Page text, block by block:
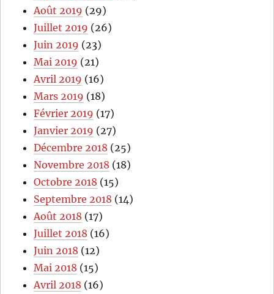
Août 2019 (29)
Juillet 2019 (26)
Juin 2019 (23)
Mai 2019 (21)
Avril 2019 (16)
Mars 2019 (18)
Février 2019 (17)
Janvier 2019 (27)
Décembre 2018 (25)
Novembre 2018 (18)
Octobre 2018 (15)
Septembre 2018 (14)
Août 2018 (17)
Juillet 2018 (16)
Juin 2018 (12)
Mai 2018 (15)
Avril 2018 (16)